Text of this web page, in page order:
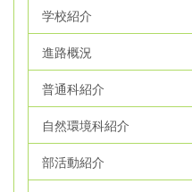
学校紹介
進路概況
普通科紹介
自然環境科紹介
部活動紹介